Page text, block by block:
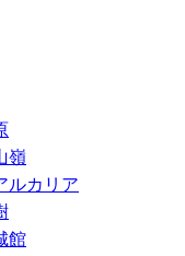
嶺
ルカリア
館